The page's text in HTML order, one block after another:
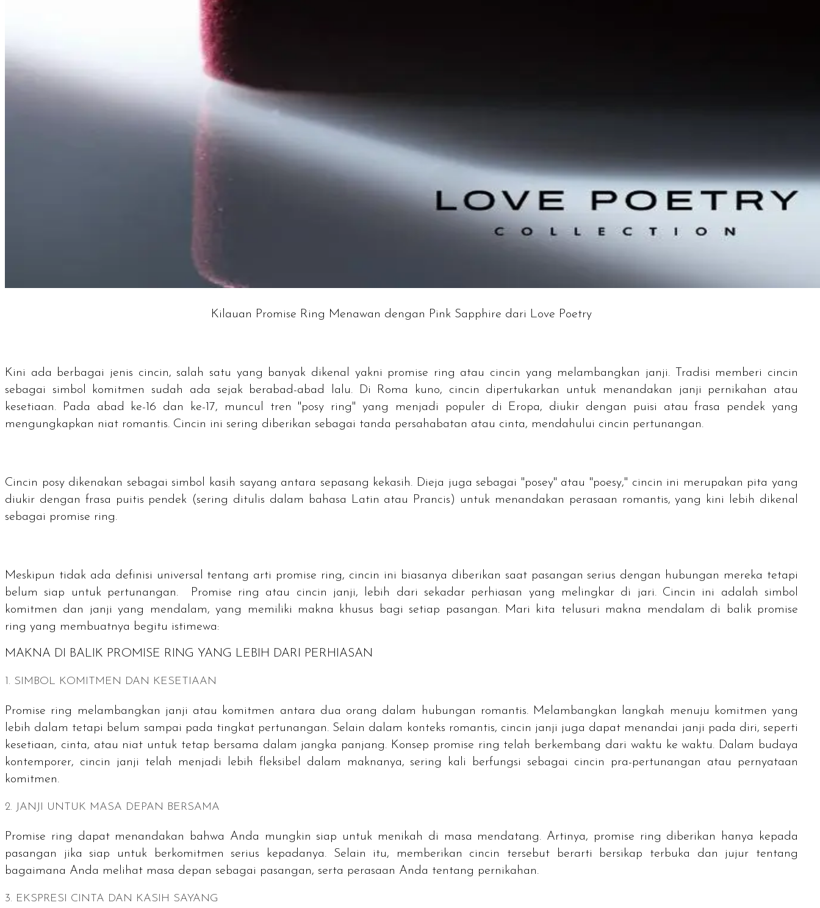
Kilauan Promise Ring Menawan dengan Pink Sapphire dari Love Poetry
Kini ada berbagai jenis cincin, salah satu yang banyak dikenal yakni promise ring atau cincin yang melambangkan janji. Tradisi memberi cincin
sebagai simbol komitmen sudah ada sejak berabad-abad lalu. Di Roma kuno, cincin dipertukarkan untuk menandakan janji pernikahan atau
kesetiaan. Pada abad ke-16 dan ke-17, muncul tren "posy ring" yang menjadi populer di Eropa, diukir dengan puisi atau frasa pendek yang
mengungkapkan niat romantis. Cincin ini sering diberikan sebagai tanda persahabatan atau cinta, mendahului cincin pertunangan.
Cincin posy dikenakan sebagai simbol kasih sayang antara sepasang kekasih. Dieja juga sebagai "posey" atau "poesy," cincin ini merupakan pita yang
diukir dengan frasa puitis pendek (sering ditulis dalam bahasa Latin atau Prancis) untuk menandakan perasaan romantis, yang kini lebih dikenal
sebagai promise ring.
Meskipun tidak ada definisi universal tentang arti promise ring, cincin ini biasanya diberikan saat pasangan serius dengan hubungan mereka tetapi
belum siap untuk pertunangan.
Promise ring atau cincin janji, lebih dari sekadar perhiasan yang melingkar di jari. Cincin ini adalah simbol
komitmen dan janji yang mendalam, yang memiliki makna khusus bagi setiap pasangan. Mari kita telusuri makna mendalam di balik promise
ring yang membuatnya begitu istimewa:
MAKNA DI BALIK PROMISE RING YANG LEBIH DARI PERHIASAN
1. SIMBOL KOMITMEN DAN KESETIAAN
Promise ring
melambangkan janji atau komitmen antara dua orang dalam hubungan romantis. Melambangkan langkah menuju komitmen yang
lebih dalam tetapi belum sampai pada tingkat pertunangan. Selain dalam konteks romantis, cincin janji juga dapat menandai janji pada diri, seperti
kesetiaan, cinta, atau niat untuk tetap bersama dalam jangka panjang. Konsep promise ring telah berkembang dari waktu ke waktu. Dalam budaya
kontemporer, cincin janji telah menjadi lebih fleksibel dalam maknanya, sering kali berfungsi sebagai cincin pra-pertunangan atau pernyataan
komitmen.
2. JANJI UNTUK MASA DEPAN BERSAMA
Promise ring dapat menandakan bahwa Anda mungkin siap untuk menikah di masa mendatang. Artinya, promise ring diberikan hanya kepada
pasangan jika siap untuk berkomitmen serius kepadanya. Selain itu, memberikan cincin tersebut berarti bersikap terbuka dan jujur ​​tentang
bagaimana Anda melihat masa depan sebagai pasangan, serta perasaan Anda tentang pernikahan.
3. EKSPRESI CINTA DAN KASIH SAYANG